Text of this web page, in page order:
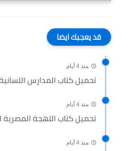
قد يعجبك ايضا
منذ 4 أيام
تحميل كتاب المدارس
منذ 4 أيام
تحميل كتاب اللهجة المصرية
منذ 4 أيام